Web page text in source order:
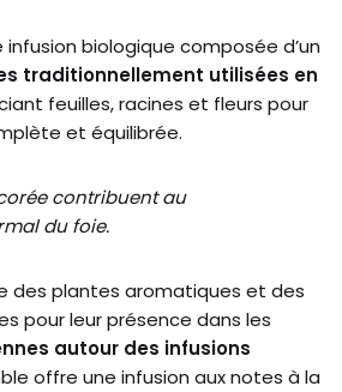
infusion biologique composée d’un
traditionnellement utilisées en
feuilles,racines et fleurs pour
et équilibrée.
contribuent au
du foie.
des plantes aromatiques et des
pourleurprésence dans les
autour des infusions
offre une infusion auxnotes à la